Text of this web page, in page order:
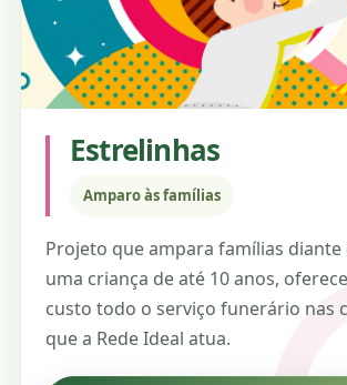
Estrelinhas
Amparo às famílias
Projeto que ampara famílias diante
uma criança de até 10 anos,
custo todo o serviço funerário nas
que a Rede Ideal atua.